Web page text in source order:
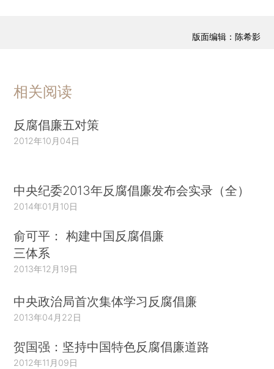
版面编辑：陈希影
相关阅读
反腐倡廉五对策
2012年10月04日
中央纪委2013年反腐倡廉发布会实录（全）
2014年01月10日
俞可平： 构建中国反腐倡廉
三体系
2013年12月19日
中央政治局首次集体学习反腐倡廉
2013年04月22日
贺国强：坚持中国特色反腐倡廉道路
2012年11月09日